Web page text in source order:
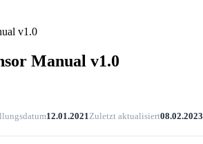
v1.0
Manual v1.0
12.01.2021 Zuletzt aktualisiert08.02.2023